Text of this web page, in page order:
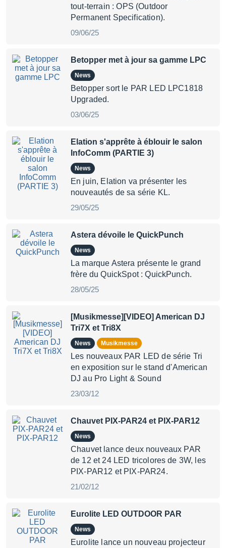
tout-terrain : OPS (Outdoor
Permanent Specification).
09/06/25
Betopper met à jour sa gamme LPC
News
Betopper sort le PAR LED LPC1818
Upgraded.
03/06/25
Elation s'apprête à éblouir le salon
InfoComm (PARTIE 3)
News
En juin, Elation va présenter les
nouveautés de sa série KL.
29/05/25
Astera dévoile le QuickPunch
News
La marque Astera présente le grand
frère du QuickSpot : QuickPunch.
28/05/25
[Musikmesse][VIDEO] American DJ
Tri7X et Tri8X
News Musikmesse
Les nouveaux PAR LED de série Tri
en exposition sur le stand d'American
DJ au Pro Light & Sound
23/03/12
Chauvet PIX-PAR24 et PIX-PAR12
News
Chauvet lance deux nouveaux PAR
de 12 et 24 LED tricolores de 3W, les
PIX-PAR12 et PIX-PAR24.
21/02/12
Eurolite LED OUTDOOR PAR
News
Eurolite lance un nouveau projecteur